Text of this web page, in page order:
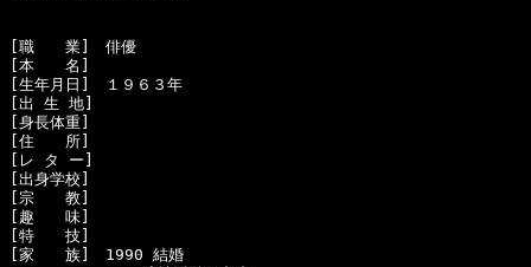
[職　　業]　俳優
[本　　名]
[生年月日]　１９６３年
[出 生 地]
[身長体重]
[住　　所]
[レ タ ー]
[出身学校]
[宗　　教]
[趣　　味]
[特　　技]
[家　　族]　1990 結婚